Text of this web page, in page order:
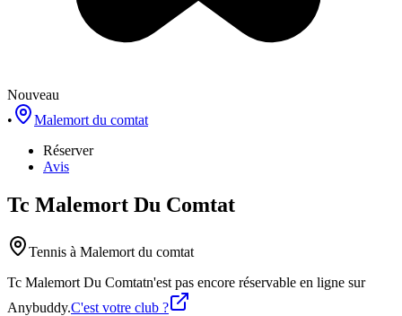
Nouveau
•
Malemort du comtat
Réserver
Avis
Tc Malemort Du Comtat
Tennis à Malemort du comtat
Tc Malemort Du Comtatn'est pas encore réservable en ligne sur
Anybuddy.C'est votre club ?